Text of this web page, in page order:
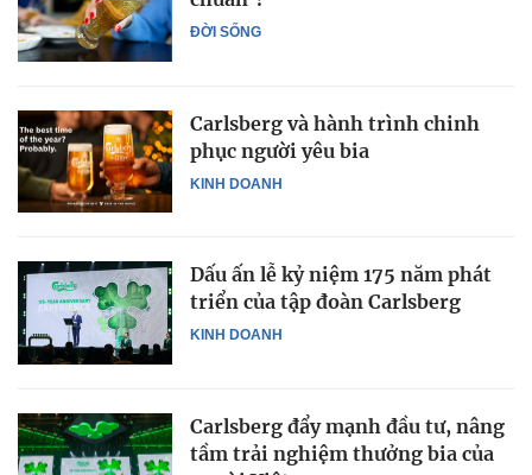
ĐỜI SỐNG
KINH DOANH
Carlsberg và hành trình chinh
phục người yêu bia
KINH DOANH
Dấu ấn lễ kỷ niệm 175 năm phát
triển của tập đoàn Carlsberg
Carlsberg đẩy mạnh đầu tư, nâng
tầm trải nghiệm thưởng bia của